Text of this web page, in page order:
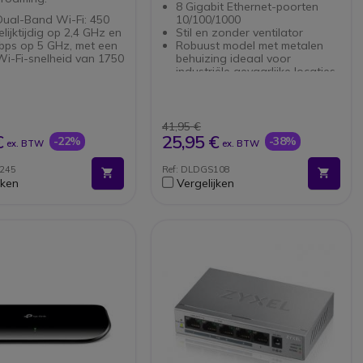
Band Wi-Fi: 450
op 2,4 GHz en
op 5 GHz, met een
Fi-snelheid van 1750
en intelligente
beheer:
tot de cloud en de
voor meer gemak
beheer.
ex. BTW -22%
8 Gigabit Ethernet-poorten
10/100/1000
Stil en zonder ventilator
Robuust model met metalen
behuizing ideaal voor
industriële gevaarlijke locaties
D-Link Green-technologie voor
energiebesparing
Plug-en-play-bediening
41,95 €
25,95 € ex. BTW -38%
Ref: DLDGS108
Vergelijken